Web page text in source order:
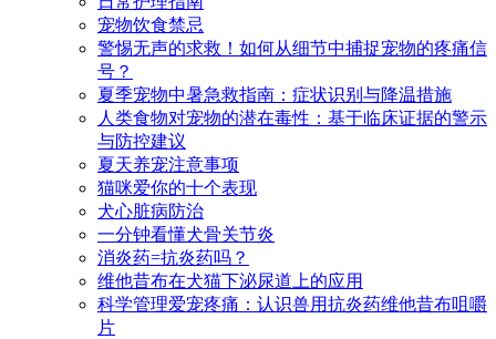
宠物饮食禁忌
警惕无声的求救！如何从细节中捕捉宠物的疼痛信
号？
夏季宠物中暑急救指南：症状识别与降温措施
人类食物对宠物的潜在毒性：基于临床证据的警示
与防控建议
夏天养宠注意事项
猫咪爱你的十个表现
犬心脏病防治
一分钟看懂犬骨关节炎
消炎药=抗炎药吗？
维他昔布在犬猫下泌尿道上的应用
科学管理爱宠疼痛：认识兽用抗炎药维他昔布咀嚼
片